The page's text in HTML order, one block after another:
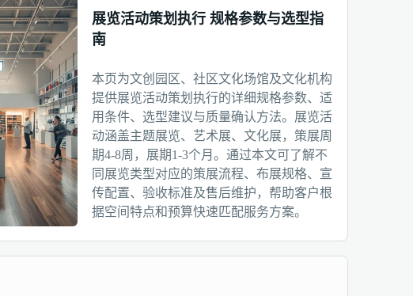
展览活动策划执行 规格参数与选型指
南
本页为文创园区、社区文化场馆及文化机构
提供展览活动策划执行的详细规格参数、适
用条件、选型建议与质量确认方法。展览活
动涵盖主题展览、艺术展、文化展，策展周
期4-8周，展期1-3个月。通过本文可了解不
同展览类型对应的策展流程、布展规格、宣
传配置、验收标准及售后维护，帮助客户根
据空间特点和预算快速匹配服务方案。